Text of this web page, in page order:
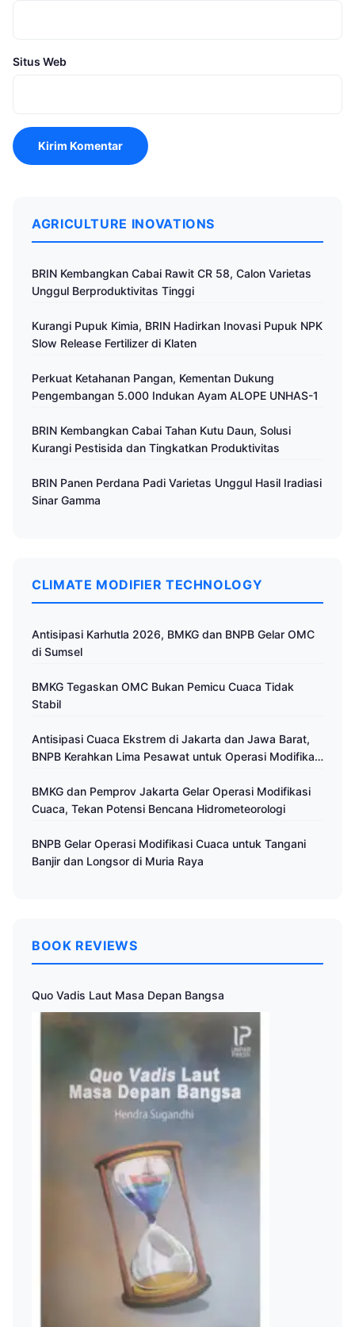
Situs Web
AGRICULTURE INOVATIONS
BRIN Kembangkan Cabai Rawit CR 58, Calon Varietas
Unggul Berproduktivitas Tinggi
Kurangi Pupuk Kimia, BRIN Hadirkan Inovasi Pupuk NPK
Slow Release Fertilizer di Klaten
Perkuat Ketahanan Pangan, Kementan Dukung
Pengembangan 5.000 Indukan Ayam ALOPE UNHAS-1
BRIN Kembangkan Cabai Tahan Kutu Daun, Solusi
Kurangi Pestisida dan Tingkatkan Produktivitas
BRIN Panen Perdana Padi Varietas Unggul Hasil Iradiasi
Sinar Gamma
CLIMATE MODIFIER TECHNOLOGY
Antisipasi Karhutla 2026, BMKG dan BNPB Gelar OMC
di Sumsel
BMKG Tegaskan OMC Bukan Pemicu Cuaca Tidak
Stabil
Antisipasi Cuaca Ekstrem di Jakarta dan Jawa Barat,
BNPB Kerahkan Lima Pesawat untuk Operasi Modifikasi
BMKG dan Pemprov Jakarta Gelar Operasi Modifikasi
Cuaca, Tekan Potensi Bencana Hidrometeorologi
BNPB Gelar Operasi Modifikasi Cuaca untuk Tangani
Banjir dan Longsor di Muria Raya
BOOK REVIEWS
Quo Vadis Laut Masa Depan Bangsa